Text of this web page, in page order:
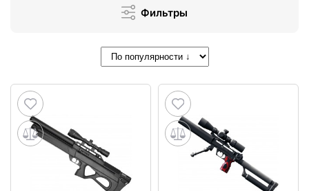
Фильтры